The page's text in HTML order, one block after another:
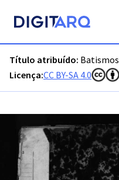
Título atribuído: Batismos
Licença:CC BY-SA 4.0